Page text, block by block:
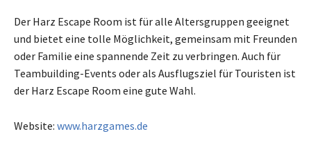
Der Harz Escape Room ist für alle Altersgruppen geeignet
und bietet eine tolle Möglichkeit, gemeinsam mit Freunden
oder Familie eine spannende Zeit zu verbringen. Auch für
Teambuilding-Events oder als Ausflugsziel für Touristen ist
der Harz Escape Room eine gute Wahl.
Website: www.harzgames.de